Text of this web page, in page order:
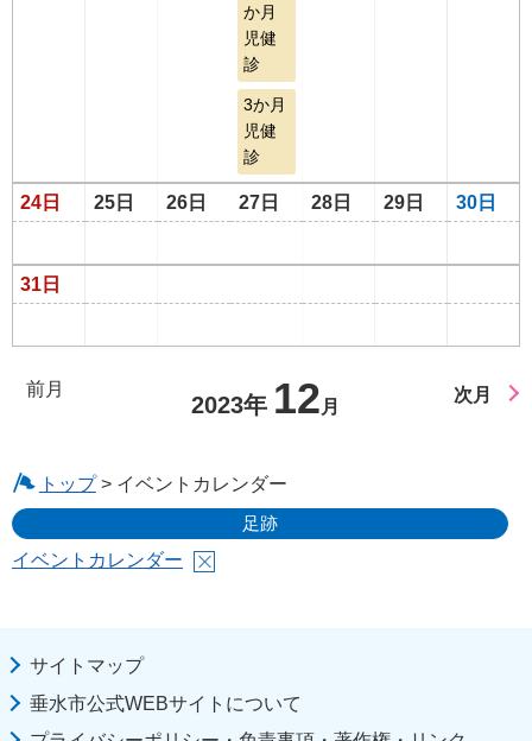
か月
児健
診
3か月
児健
診
24日 25日 26日 27日 28日 29日 30日
31日
前月
2023年 12 月
次月
トップ> イベントカレンダー
足跡
イベントカレンダー
サイトマップ
垂水市公式WEBサイトについて